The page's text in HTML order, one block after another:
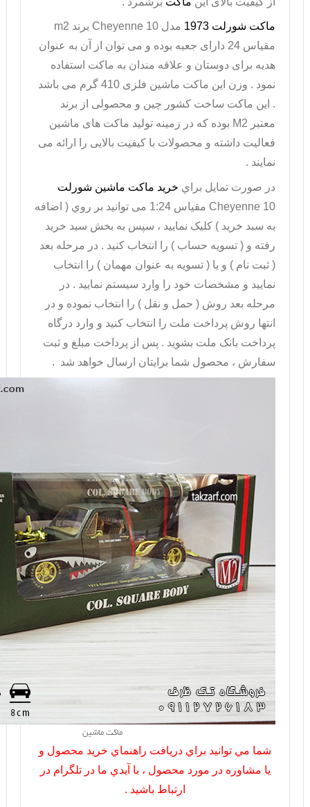
ماکت شورلت 1973 مدل Cheyenne 10 برند m2
مقیاس 24 دارای جعبه بوده و می توان از آن به عنوان
هدیه برای دوستان و علاقه مندان به ماکت استفاده
نمود . وزن این ماکت ماشین فلزی 410 گرم می باشد
. این ماکت ساخت کشور چین و محصولی از برند
معتبر M2 بوده که در زمینه تولید ماکت های ماشین
فعالیت داشته و محصولات با کیفیت بالایی را ارائه می
نمایند .
در صورت تمايل براي خريد ماکت ماشین شورلت
Cheyenne 10
مقیاس 1:24 می توانيد بر روي ( اضافه
به سبد خريد ) کليک نماييد ، سپس به بخش سبد خريد
رفته و ( تسويه حساب ) را انتخاب کنيد . در مرحله بعد
( ثبت نام ) و يا ( تسويه به عنوان مهمان ) را انتخاب
نماييد و مشخصات خود را وارد سيستم نماييد . در
مرحله بعد روش ( حمل و نقل ) را انتخاب نموده و در
انتها روش پرداخت ملت را انتخاب کنيد و وارد درگاه
پرداخت بانک ملت بشويد . پس از پرداخت مبلغ و ثبت
سفارش ، محصول شما برايتان ارسال خواهد شد .
ماکت ماشین
شما مي توانيد براي دريافت راهنماي خريد محصول و
يا مشاوره در مورد محصول ، با آيدي ما در تلگرام در
ارتباط باشيد .